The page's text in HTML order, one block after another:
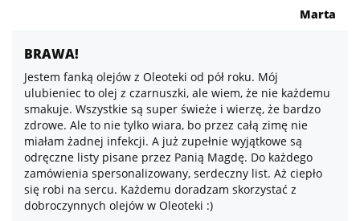
Marta
BRAWA!
Jestem fanką olejów z Oleoteki od pół roku. Mój
ulubieniec to olej z czarnuszki, ale wiem, że nie każdemu
smakuje. Wszystkie są super świeże i wierzę, że bardzo
zdrowe. Ale to nie tylko wiara, bo przez całą zimę nie
miałam żadnej infekcji. A już zupełnie wyjątkowe są
odręczne listy pisane przez Panią Magdę. Do każdego
zamówienia spersonalizowany, serdeczny list. Aż ciepło
się robi na sercu. Każdemu doradzam skorzystać z
dobroczynnych olejów w Oleoteki :)